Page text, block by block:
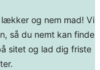
og nem mad! Vi
så du nemt kan finde
sitet og lad dig friste